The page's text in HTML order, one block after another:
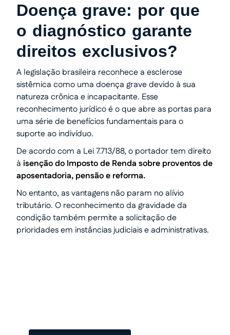
Doença grave: por que
o diagnóstico garante
direitos exclusivos?
A legislação brasileira reconhece a esclerose
sistêmica como uma doença grave devido à sua
natureza crônica e incapacitante. Esse
reconhecimento jurídico é o que abre as portas para
uma série de benefícios fundamentais para o
suporte ao indivíduo.
De acordo com a Lei 7.713/88, o portador tem direito
à isenção do Imposto de Renda sobre proventos de
aposentadoria, pensão e reforma.
No entanto, as vantagens não param no alívio
tributário. O reconhecimento da gravidade da
condição também permite a solicitação de
prioridades em instâncias judiciais e administrativas.